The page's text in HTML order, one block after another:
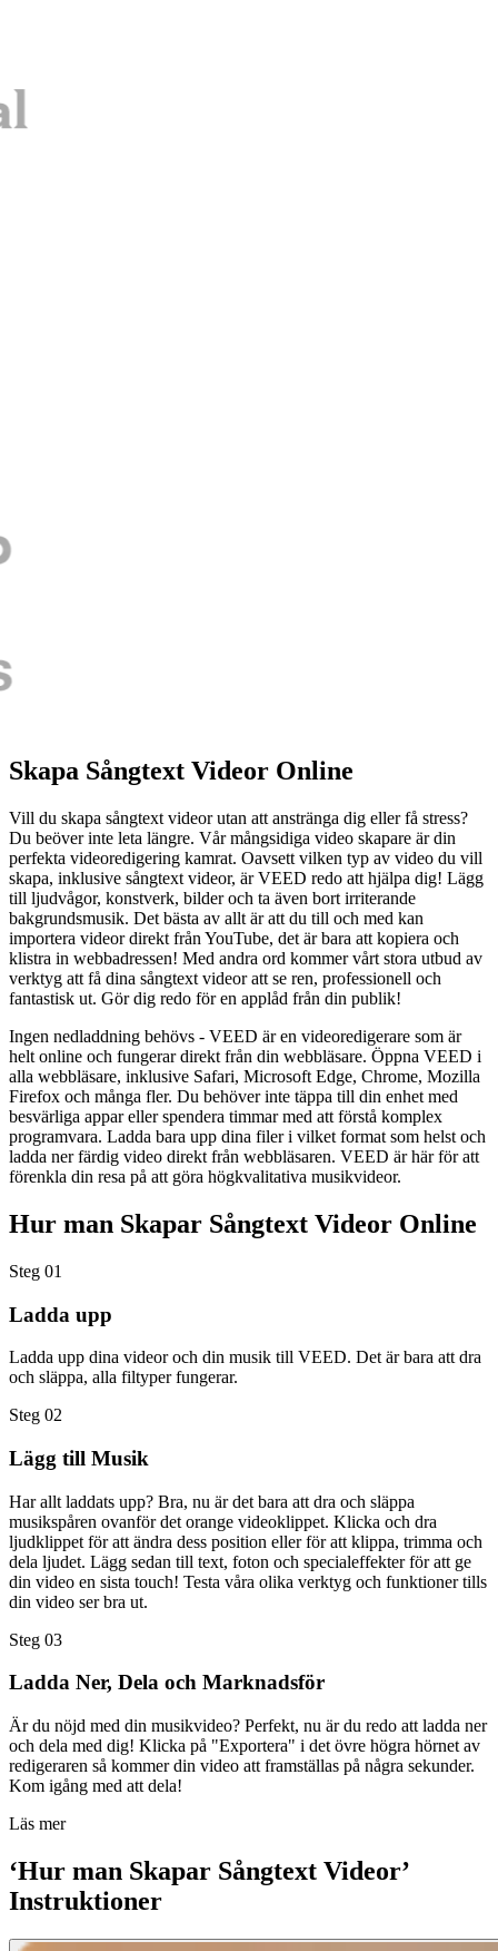
Skapa Sångtext Videor Online
Vill du skapa sångtext videor utan att anstränga dig eller få stress?
Du beöver inte leta längre. Vår mångsidiga video skapare är din
perfekta videoredigering kamrat. Oavsett vilken typ av video du vill
skapa, inklusive sångtext videor, är VEED redo att hjälpa dig! Lägg
till ljudvågor, konstverk, bilder och ta även bort irriterande
bakgrundsmusik. Det bästa av allt är att du till och med kan
importera videor direkt från YouTube, det är bara att kopiera och
klistra in webbadressen! Med andra ord kommer vårt stora utbud av
verktyg att få dina sångtext videor att se ren, professionell och
fantastisk ut. Gör dig redo för en applåd från din publik!
Ingen nedladdning behövs - VEED är en videoredigerare som är
helt online och fungerar direkt från din webbläsare. Öppna VEED i
alla webbläsare, inklusive Safari, Microsoft Edge, Chrome, Mozilla
Firefox och många fler. Du behöver inte täppa till din enhet med
besvärliga appar eller spendera timmar med att förstå komplex
programvara. Ladda bara upp dina filer i vilket format som helst och
ladda ner färdig video direkt från webbläsaren. VEED är här för att
förenkla din resa på att göra högkvalitativa musikvideor.
Hur man Skapar Sångtext Videor Online
Steg 01
Ladda upp
Ladda upp dina videor och din musik till VEED. Det är bara att dra
och släppa, alla filtyper fungerar.
Steg 02
Lägg till Musik
Har allt laddats upp? Bra, nu är det bara att dra och släppa
musikspåren ovanför det orange videoklippet. Klicka och dra
ljudklippet för att ändra dess position eller för att klippa, trimma och
dela ljudet. Lägg sedan till text, foton och specialeffekter för att ge
din video en sista touch! Testa våra olika verktyg och funktioner tills
din video ser bra ut.
Steg 03
Ladda Ner, Dela och Marknadsför
Är du nöjd med din musikvideo? Perfekt, nu är du redo att ladda ner
och dela med dig! Klicka på "Exportera" i det övre högra hörnet av
redigeraren så kommer din video att framställas på några sekunder.
Kom igång med att dela!
Läs mer
‘Hur man Skapar Sångtext Videor’
Instruktioner